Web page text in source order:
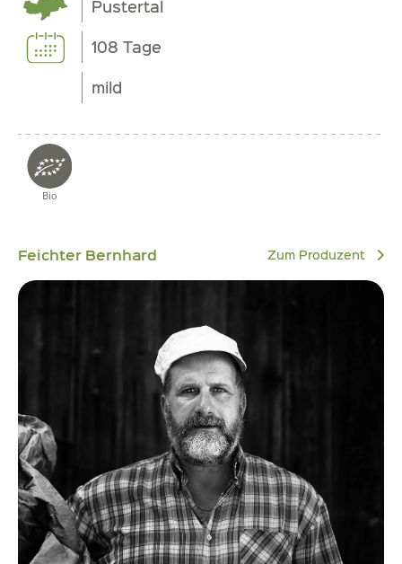
Pustertal
108 Tage
mild
Bio
Feichter Bernhard Zum Produzent